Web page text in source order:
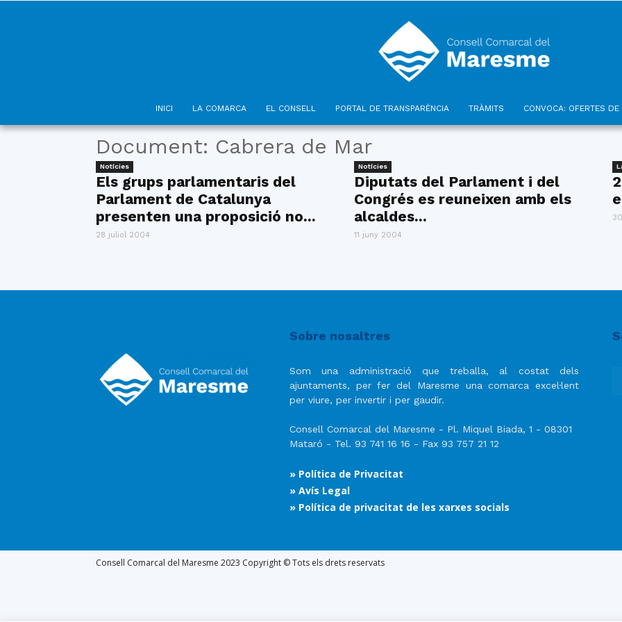
INICI LA COMARCA EL CONSELL PORTAL DE TRANSPARÈNCIA TRÀMITS CONVOCA: OFERTES DE
Document: Cabrera de Mar
Notícies
Els grups parlamentaris del
Parlament de Catalunya
presenten una proposició no...
28 juliol 2004
Notícies
Diputats del Parlament i del
Congrés es reuneixen amb els
alcaldes...
11 juny 2004
Sobre nosaltres
Som una administració que treballa, al costat dels
ajuntaments, per fer del Maresme una comarca excel·lent
per viure, per invertir i per gaudir.
Consell Comarcal del Maresme - Pl. Miquel Biada, 1 - 08301
Mataró - Tel. 93 741 16 16 - Fax 93 757 21 12
» Política de Privacitat
» Avís Legal
» Política de privacitat de les xarxes socials
Consell Comarcal del Maresme 2023 Copyright © Tots els drets reservats